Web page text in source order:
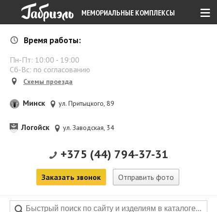
≡
МЕМОРИАЛЬНЫЕ КОМПЛЕКСЫ
Время работы:
Пн-Пт: 10:00 - 19:00
Сб-Вс: по согласованию
Схемы проезда
Минск ул. Притыцкого, 89
Логойск ул. Заводская, 34
+375 (44) 794-37-31
Заказать звонок Отправить фото